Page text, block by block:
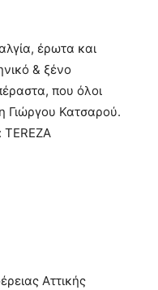
έρωτα και
& ξένο
που όλοι
Γιώργου Κατσαρού.
Αττικής